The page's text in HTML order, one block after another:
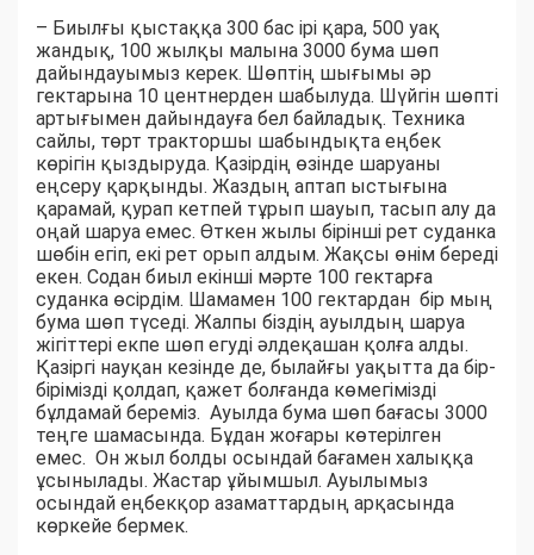
– Биылғы қыстаққа 300 бас ірі қара, 500 уақ
жандық, 100 жылқы малына 3000 бума шөп
дайындауымыз керек. Шөптің шығымы әр
гектарына 10 центнерден шабылуда. Шүйгін шөпті
артығымен дайындауға бел байладық. Техника
сайлы, төрт тракторшы шабындықта еңбек
көрігін қыздыруда. Қазірдің өзінде шаруаны
еңсеру қарқынды. Жаздың аптап ыстығына
қарамай, қурап кетпей тұрып шауып, тасып алу да
оңай шаруа емес. Өткен жылы бірінші рет суданка
шөбін егіп, екі рет орып алдым. Жақсы өнім береді
екен. Содан биыл екінші мәрте 100 гектарға
суданка өсірдім. Шамамен 100 гектардан бір мың
бума шөп түседі. Жалпы біздің ауылдың шаруа
жігіттері екпе шөп егуді әлдеқашан қолға алды.
Қазіргі науқан кезінде де, былайғы уақытта да бір-
бірімізді қолдап, қажет болғанда көмегімізді
бұлдамай береміз. Ауылда бума шөп бағасы 3000
теңге шамасында. Бұдан жоғары көтерілген
емес. Он жыл болды осындай бағамен халыққа
ұсынылады. Жастар ұйымшыл. Ауылымыз
осындай еңбекқор азаматтардың арқасында
көркейе бермек.